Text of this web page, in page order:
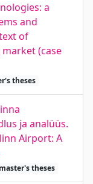
a
and
of
(case
theses
ja analüüs.
Airport: A
master's theses